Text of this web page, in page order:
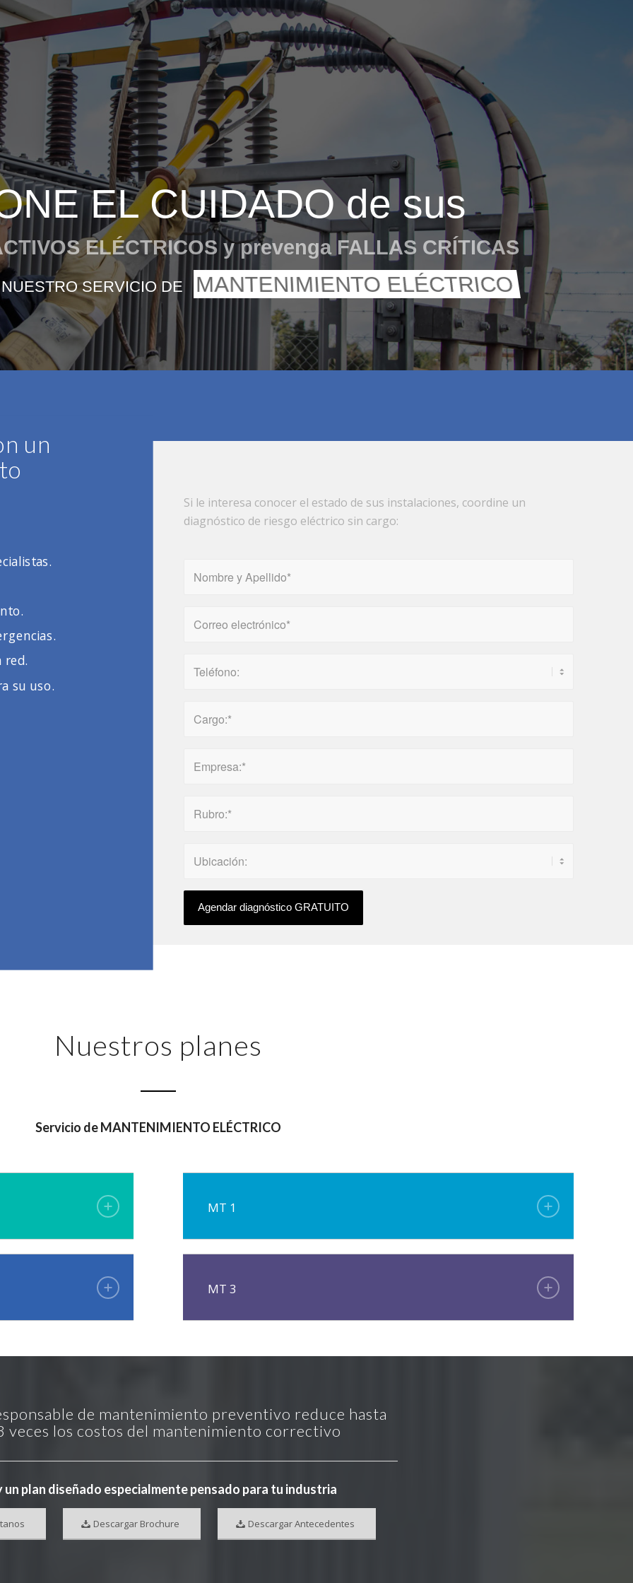
EL CUIDADO de sus
ELÉCTRICOS y prevenga FALLAS CRÍTICAS
SERVICIO DE MANTENIMIENTO ELÉCTRICO
un
red.
su uso.
Si le interesa conocer el estado de sus instalaciones, coordine un
diagnóstico de riesgo eléctrico sin cargo:
Nuestros planes
Servicio de MANTENIMIENTO ELÉCTRICO
MT 1
MT 3
de mantenimiento preventivo reduce hasta
veces los costos del mantenimiento correctivo
un plan diseñado especialmente pensado para tu industria
Descargar Brochure Descargar Antecedentes